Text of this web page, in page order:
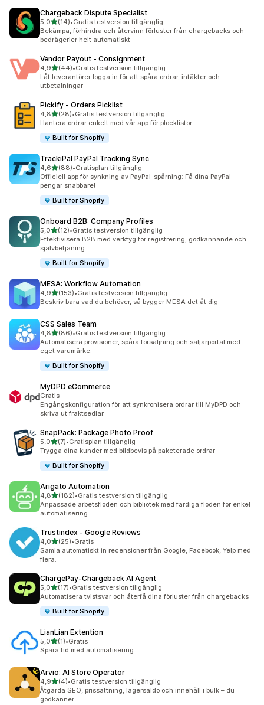
Chargeback Dispute Specialist
5,0av 5 stjärnor
(14)
14 recensioner totalt
•Gratis testversion tillgänglig
Bekämpa, förhindra och återvinn förluster från chargebacks och
bedrägerier helt automatiskt
Vendor Payout ‑ Consignment
4,9av 5 stjärnor
(44)
44 recensioner totalt
•Gratis testversion tillgänglig
Låt leverantörer logga in för att spåra ordrar, intäkter och
utbetalningar
Pickify ‑ Orders Picklist
4,8av 5 stjärnor
(28)
28 recensioner totalt
•Gratis testversion tillgänglig
Hantera ordrar enkelt med vår app för plocklistor
Built for Shopify
TrackiPal PayPal Tracking Sync
4,6av 5 stjärnor
(88)
88 recensioner totalt
•Gratisplan tillgänglig
Officiell app för synkning av PayPal-spårning: Få dina PayPal-
pengar snabbare!
Built for Shopify
Onboard B2B: Company Profiles
5,0av 5 stjärnor
(12)
12 recensioner totalt
•Gratis testversion tillgänglig
Effektivisera B2B med verktyg för registrering, godkännande och
självbetjäning
Built for Shopify
MESA: Workflow Automation
4,9av 5 stjärnor
(153)
153 recensioner totalt
•Gratis testversion tillgänglig
Beskriv bara vad du behöver, så bygger MESA det åt dig
CSS Sales Team
4,8av 5 stjärnor
(86)
86 recensioner totalt
•Gratis testversion tillgänglig
Automatisera provisioner, spåra försäljning och säljarportal med
eget varumärke.
Built for Shopify
MyDPD eCommerce
Gratis
Engångskonfiguration för att synkronisera ordrar till MyDPD och
skriva ut fraktsedlar.
SnapPack: Package Photo Proof
5,0av 5 stjärnor
(7)
7 recensioner totalt
•Gratisplan tillgänglig
Trygga dina kunder med bildbevis på paketerade ordrar
Built for Shopify
Arigato Automation
4,8av 5 stjärnor
(182)
182 recensioner totalt
•Gratis testversion tillgänglig
Anpassade arbetsflöden och bibliotek med färdiga flöden för enkel
automatisering
Trustindex ‑ Google Reviews
4,0av 5 stjärnor
(25)
25 recensioner totalt
•Gratis
Samla automatiskt in recensioner från Google, Facebook, Yelp med
flera.
ChargePay‑Chargeback AI Agent
5,0av 5 stjärnor
(17)
17 recensioner totalt
•Gratis testversion tillgänglig
Automatisera tvistsvar och återfå dina förluster från chargebacks
Built for Shopify
LianLian Extention
5,0av 5 stjärnor
(1)
1 recensioner totalt
•Gratis
Spara tid med automatisering
Arvio: AI Store Operator
4,9av 5 stjärnor
(4)
4 recensioner totalt
•Gratis testversion tillgänglig
Åtgärda SEO, prissättning, lagersaldo och innehåll i bulk – du
godkänner.